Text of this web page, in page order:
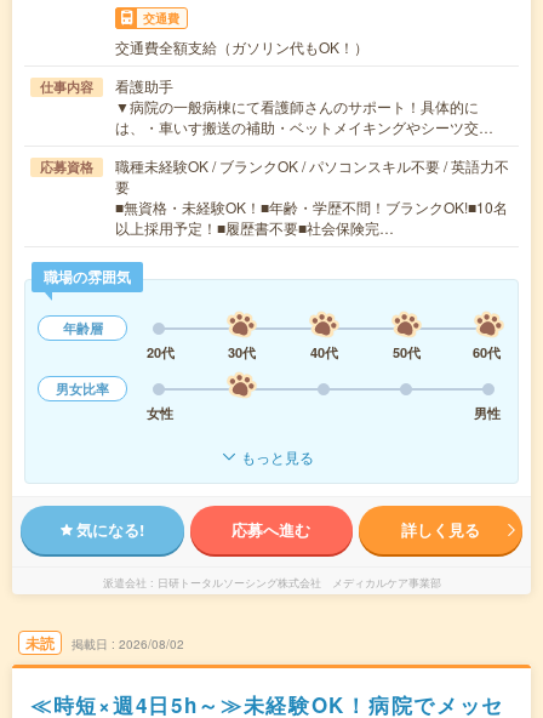
交通費
交通費全額支給（ガソリン代もOK！）
仕事内容
看護助手
▼病院の一般病棟にて看護師さんのサポート！具体的に
は、・車いす搬送の補助・ベットメイキングやシーツ交…
応募資格
職種未経験OK / ブランクOK / パソコンスキル不要 / 英語力不
要
■無資格・未経験OK！■年齢・学歴不問！ブランクOK!■10名
以上採用予定！■履歴書不要■社会保険完…
職場の雰囲気
年齢層
20代
30代 40代 50代
60代
男女比率
女性
男性
もっと見る
気になる! 応募へ進む 詳しく見る
派遣会社 日研トータルソーシング株式会社 メディカルケア事業部
未読 掲載日 2026/08/02
≪時短×週4日5h～≫未経験OK！病院でメッセ